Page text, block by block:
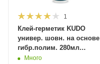
1
Клей-герметик KUDO
универ. шовн. на основе
гибр.полим. 280мл
(белый) KBК-524
Много